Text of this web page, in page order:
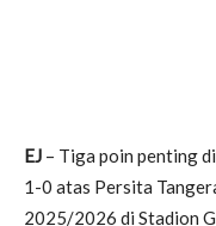
EJ – Tiga poin penting
1-0 atas Persita
2025/2026 di Stadion